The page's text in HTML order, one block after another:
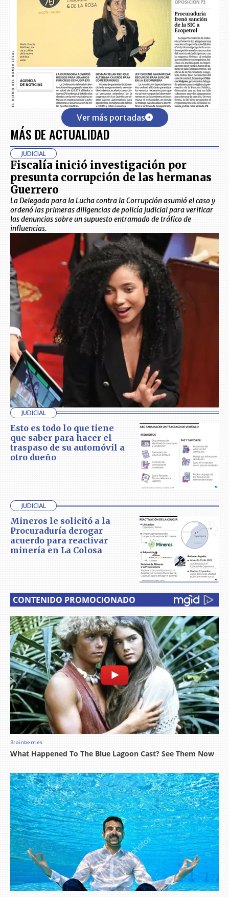
Ver más portadas
MÁS DE ACTUALIDAD
JUDICIAL
Fiscalía inició investigación por
presunta corrupción de las hermanas
Guerrero
La Delegada para la Lucha contra la Corrupción asumió el caso y
ordenó las primeras diligencias de policía judicial para verificar
las denuncias sobre un supuesto entramado de tráfico de
influencias.
JUDICIAL
Esto es todo lo que tiene
que saber para hacer el
traspaso de su automóvil a
otro dueño
JUDICIAL
Mineros le solicitó a la
Procuraduría derogar
acuerdo para reactivar
minería en La Colosa